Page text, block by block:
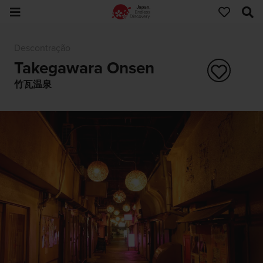
Takegawara Onsen
竹瓦温泉